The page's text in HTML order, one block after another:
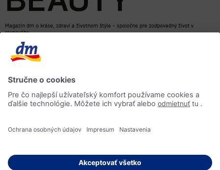
Magazín dm o kráse, zdraví a životnom štýle – spoločne pre zodpovedný život v
rovnováhe